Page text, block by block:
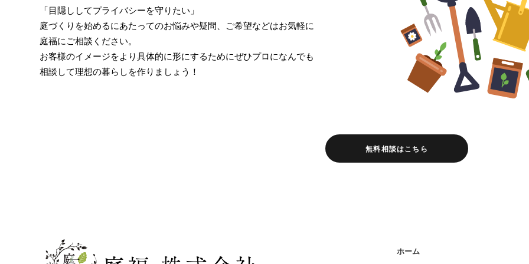
「目隠ししてプライバシーを守りたい」
庭づくりを始めるにあたってのお悩みや疑問、ご希望などはお気軽に
庭福にご相談ください。
お客様のイメージをより具体的に形にするためにぜひプロになんでも
相談して理想の暮らしを作りましょう！
無料相談はこちら
ホーム